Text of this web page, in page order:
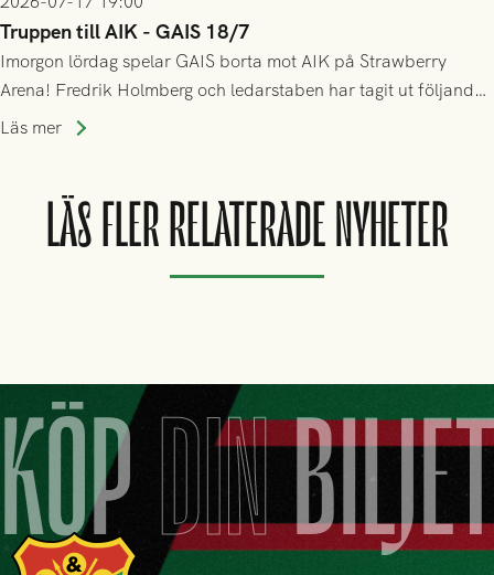
Truppen till AIK - GAIS 18/7
Imorgon lördag spelar GAIS borta mot AIK på Strawberry
Arena! Fredrik Holmberg och ledarstaben har tagit ut följande
trupp till matchen:
Läs mer
LÄS FLER RELATERADE NYHETER
KÖPDIN